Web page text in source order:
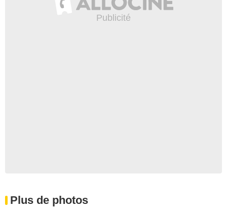
Plus de photos